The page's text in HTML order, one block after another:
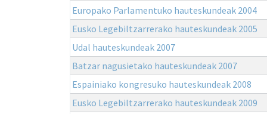
Europako Parlamentuko hauteskundeak 2004
Eusko Legebiltzarrerako hauteskundeak 2005
Udal hauteskundeak 2007
Batzar nagusietako hauteskundeak 2007
Espainiako kongresuko hauteskundeak 2008
Eusko Legebiltzarrerako hauteskundeak 2009